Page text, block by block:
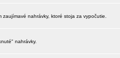
nahrávky, ktoré stoja za vypočutie.
nahrávky.